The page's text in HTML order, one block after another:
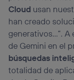
Cloud usan
han creado
generativos…”.
de Gemini en el
búsquedas
totalidad de